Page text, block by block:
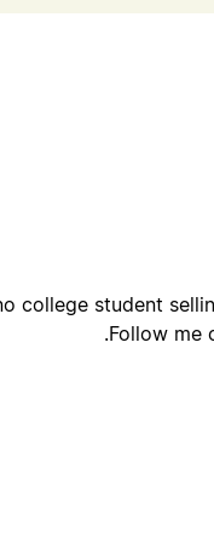
college student
Follow me